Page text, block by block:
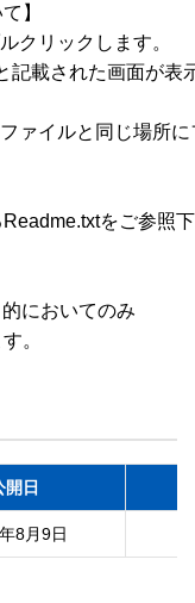
】
クリックします。
載された画面が表
ァイルと同じ場所
をご参照
においてのみ
。
開日
8月9日